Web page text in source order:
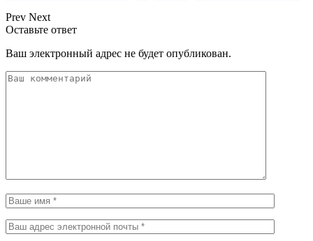
Prev Next
Оставьте ответ
Ваш электронный адрес не будет опубликован.